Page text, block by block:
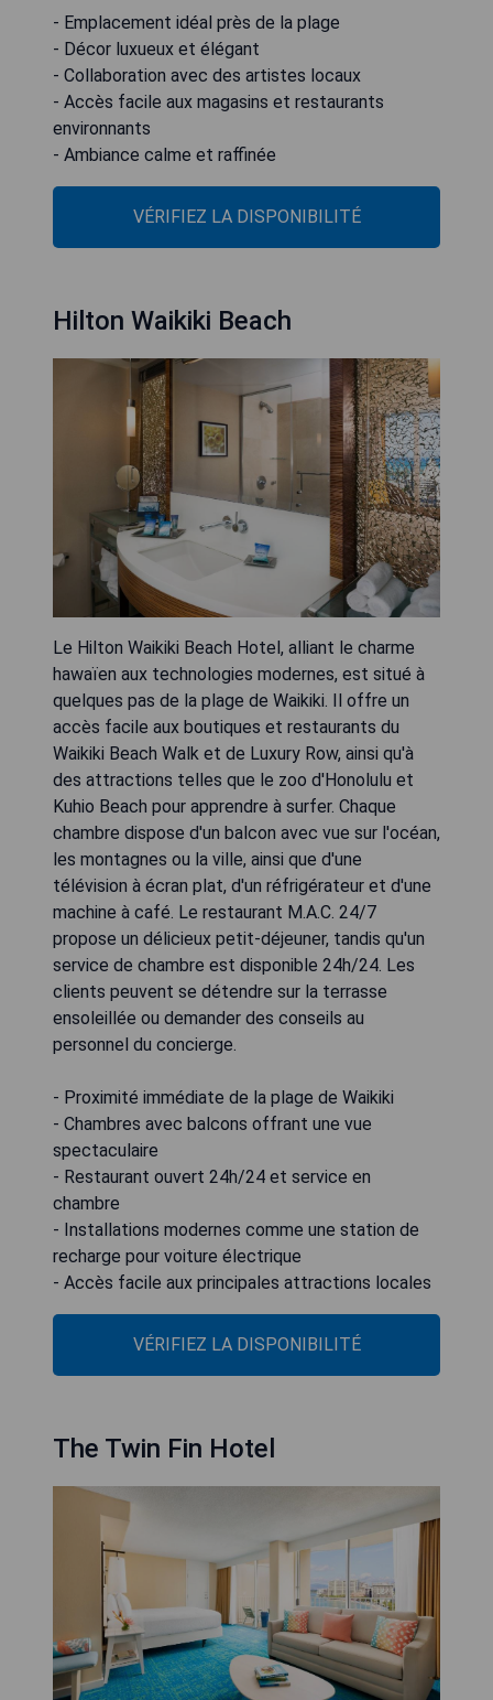
- Emplacement idéal près de la plage
- Décor luxueux et élégant
- Collaboration avec des artistes locaux
- Accès facile aux magasins et restaurants
environnants
- Ambiance calme et raffinée
VÉRIFIEZ LA DISPONIBILITÉ
Hilton Waikiki Beach
Le Hilton Waikiki Beach Hotel, alliant le charme
hawaïen aux technologies modernes, est situé à
quelques pas de la plage de Waikiki. Il offre un
accès facile aux boutiques et restaurants du
Waikiki Beach Walk et de Luxury Row, ainsi qu'à
des attractions telles que le zoo d'Honolulu et
Kuhio Beach pour apprendre à surfer. Chaque
chambre dispose d'un balcon avec vue sur l'océan,
les montagnes ou la ville, ainsi que d'une
télévision à écran plat, d'un réfrigérateur et d'une
machine à café. Le restaurant M.A.C. 24/7
propose un délicieux petit-déjeuner, tandis qu'un
service de chambre est disponible 24h/24. Les
clients peuvent se détendre sur la terrasse
ensoleillée ou demander des conseils au
personnel du concierge.
- Proximité immédiate de la plage de Waikiki
- Chambres avec balcons offrant une vue
spectaculaire
- Restaurant ouvert 24h/24 et service en
chambre
- Installations modernes comme une station de
recharge pour voiture électrique
- Accès facile aux principales attractions locales
VÉRIFIEZ LA DISPONIBILITÉ
The Twin Fin Hotel